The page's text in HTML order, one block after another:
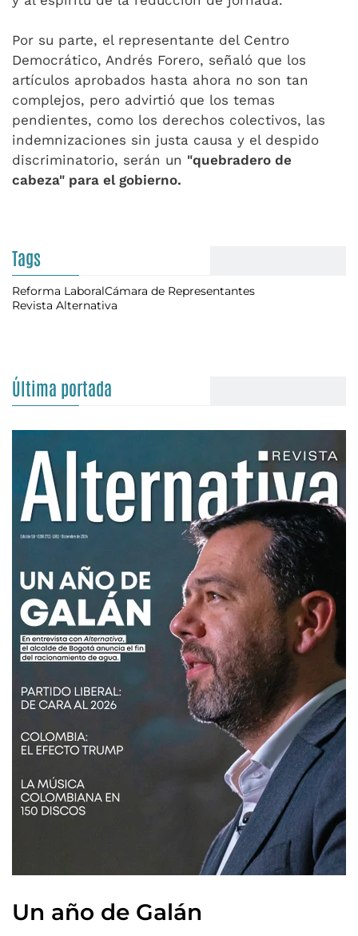
Por su parte, el representante del Centro
Democrático, Andrés Forero, señaló que los
artículos aprobados hasta ahora no son tan
complejos, pero advirtió que los temas
pendientes, como los derechos colectivos, las
indemnizaciones sin justa causa y el despido
discriminatorio, serán un "quebradero de
cabeza" para el gobierno.
Tags
Reforma LaboralCámara de Representantes
Revista Alternativa
Última portada
Un año de Galán